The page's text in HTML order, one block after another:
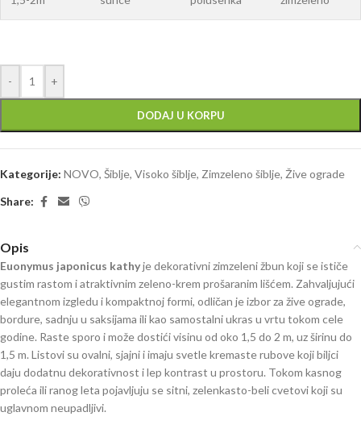
- +
DODAJ U KORPU
Kategorije: NOVO, Šiblje, Visoko šiblje, Zimzeleno šiblje, Žive ograde
Share:
Opis
Euonymus japonicus kathyje dekorativni zimzeleni žbun koji se ističe
gustim rastom i atraktivnim zeleno-krem prošaranim lišćem. Zahvaljujući
elegantnom izgledu i kompaktnoj formi, odličan je izbor za žive ograde,
bordure, sadnju u saksijama ili kao samostalni ukras u vrtu tokom cele
godine. Raste sporo i može dostići visinu od oko 1,5 do 2 m, uz širinu do
1,5 m. Listovi su ovalni, sjajni i imaju svetle kremaste rubove koji biljci
daju dodatnu dekorativnost i lep kontrast u prostoru. Tokom kasnog
proleća ili ranog leta pojavljuju se sitni, zelenkasto-beli cvetovi koji su
uglavnom neupadljivi.